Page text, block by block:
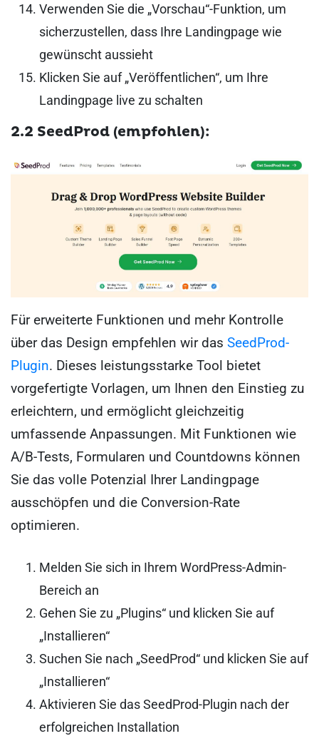
Verwenden Sie die „Vorschau“-Funktion, um
sicherzustellen, dass Ihre Landingpage wie
gewünscht aussieht
Klicken Sie auf „Veröffentlichen“, um Ihre
Landingpage live zu schalten
2.2 SeedProd (empfohlen):
Für erweiterte Funktionen und mehr Kontrolle
über das Design empfehlen wir das SeedProd-
Plugin. Dieses leistungsstarke Tool bietet
vorgefertigte Vorlagen, um Ihnen den Einstieg zu
erleichtern, und ermöglicht gleichzeitig
umfassende Anpassungen. Mit Funktionen wie
A/B-Tests, Formularen und Countdowns können
Sie das volle Potenzial Ihrer Landingpage
ausschöpfen und die Conversion-Rate
optimieren.
Melden Sie sich in Ihrem WordPress-Admin-
Bereich an
Gehen Sie zu „Plugins“ und klicken Sie auf
„Installieren“
Suchen Sie nach „SeedProd“ und klicken Sie auf
„Installieren“
Aktivieren Sie das SeedProd-Plugin nach der
erfolgreichen Installation